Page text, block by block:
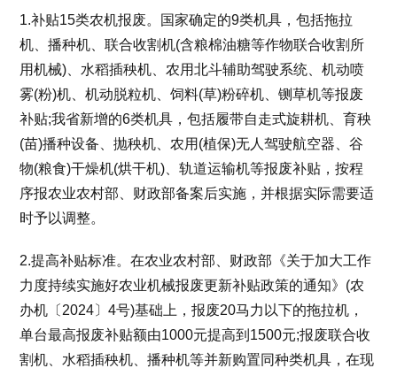
1.补贴15类农机报废。国家确定的9类机具，包括拖拉
机、播种机、联合收割机(含粮棉油糖等作物联合收割所
用机械)、水稻插秧机、农用北斗辅助驾驶系统、机动喷
雾(粉)机、机动脱粒机、饲料(草)粉碎机、铡草机等报废
补贴;我省新增的6类机具，包括履带自走式旋耕机、育秧
(苗)播种设备、抛秧机、农用(植保)无人驾驶航空器、谷
物(粮食)干燥机(烘干机)、轨道运输机等报废补贴，按程
序报农业农村部、财政部备案后实施，并根据实际需要适
时予以调整。
2.提高补贴标准。在农业农村部、财政部《关于加大工作
力度持续实施好农业机械报废更新补贴政策的通知》(农
办机〔2024〕4号)基础上，报废20马力以下的拖拉机，
单台最高报废补贴额由1000元提高到1500元;报废联合收
割机、水稻插秧机、播种机等并新购置同种类机具，在现